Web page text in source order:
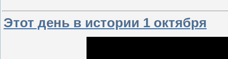
Этот день в истории 1 октября